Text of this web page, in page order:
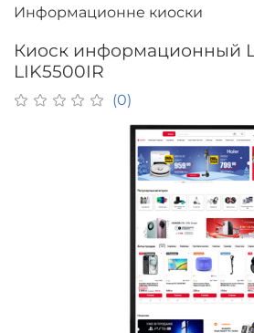
Информационне киоски
Киоск информационный
LIK5500IR
(0)